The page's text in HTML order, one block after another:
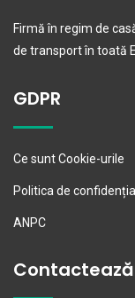
Firmă în regim de
de transport în toată
GDPR
Ce sunt Cookie-urile
Politica de
ANPC
Contactează